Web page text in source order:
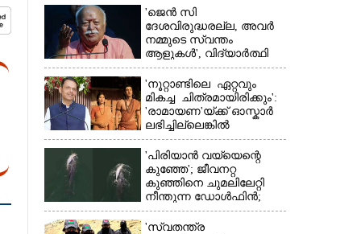
'ജെൻ സി
ദേശവിരുദ്ധരല്ല, അവർ
നമ്മുടെ സ്വന്തം
ആളുകൾ', വിദ്യാർത്ഥി
പ്രക്ഷോഭത്തെ പിന്തുണച്ച്
ആർഎസ്‌എസ് മേധാവി
'നൂറ്റാണ്ടിലെ ഏറ്റവും
മികച്ച ചിത്രമായിരിക്കും':
'രാമായണ'യ്ക്ക് ഓസ്കാ‌ർ
ലഭിച്ചില്ലെങ്കിൽ
നിരാശനാകുമെന്ന്
ദേവേന്ദ്ര ഫഡ്നാവിസ്
'പിരിയാൻ വയ്യെന്റെ
കുഞ്ഞേ'; ജീവനറ്റ
കുഞ്ഞിനെ ചുമലിലേറ്റി
നീന്തുന്ന ഡോൾഫിൻ;
കടലിലെ വൈകാരിക
നിമിഷങ്ങൾ
'സ്വതന്ത്ര
×